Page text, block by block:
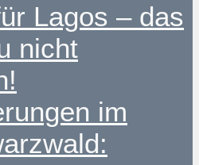
Lagos – das
nicht
im